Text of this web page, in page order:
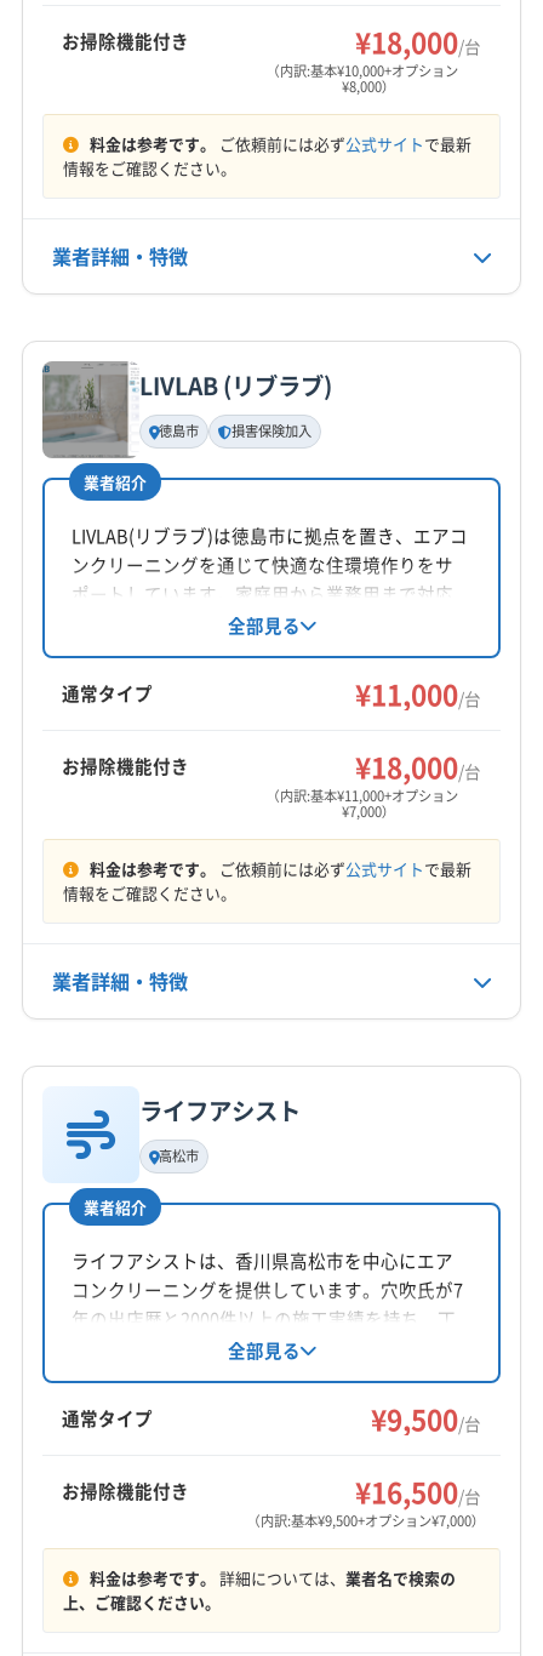
定休日
日
0885-38-6486
お掃除機能付き ¥18,000/台
（内訳:基本¥10,000+オプション
¥8,000）
料金は参考です。 ご依頼前には必ず公式サイトで最新
情報をご確認ください。
業者詳細・特徴
基本情報
代表者名
吉田英樹
所在地
香川県高松市鬼無町山口773-5
対応地域
板野郡上板町
板野郡北島町
板野郡藍住町
(愛媛県) 四国中央市
(愛媛県) 新居浜市
(香川県) 観音寺市
(香川県) 高松市
(香川県) 三豊市
(香川県) 善通寺市
(香川県) 仲多度郡琴平町
(香川県) 仲多度郡多度津町
(香川県) 東かがわ市
(香川県) 木田郡三木町
定休日
年末年始・祝
087-83-3676
LIVLAB (リブラブ)
徳島市 損害保険加入
業者紹介
LIVLAB(リブラブ)は徳島市に拠点を置き、エアコ
ンクリーニングを通じて快適な住環境作りをサ
ポートしています。家庭用から業務用まで対応
し、丁寧な分解洗浄でアレルギー対策にも注
力。PayPayやクレジットカード決済も可能で
す。損害保険に加入済みです。
全部見る
通常タイプ ¥11,000/台
お掃除機能付き ¥18,000/台
（内訳:基本¥11,000+オプション
¥7,000）
料金は参考です。 ご依頼前には必ず公式サイトで最新
情報をご確認ください。
業者詳細・特徴
基本情報
代表者名
高原尚男
所在地
徳島県徳島市
対応地域
阿波市 吉野川市
徳島市
美馬市 鳴門市
三好郡東みよし町
勝浦郡勝浦町
那賀郡那賀町
板野郡藍住町
美馬郡つるぎ町
名西郡神山町
名東郡佐那河内村 (香川県) 東かがわ市
8:00〜17:00
定休日
ライフアシスト
高松市
業者紹介
ライフアシストは、香川県高松市を中心にエア
コンクリーニングを提供しています。穴吹氏が7
年の出店歴と2000件以上の施工実績を持ち、丁
寧な作業と消臭・抗菌コート無料サービスが特
徴です。複数台割引やオプションも充実。9時か
ら18時まで年中無休で対応します。
全部見る
通常タイプ ¥9,500/台
お掃除機能付き ¥16,500/台
（内訳:基本¥9,500+オプション¥7,000）
料金は参考です。 詳細については、 業者名で検索の
上、ご確認ください。